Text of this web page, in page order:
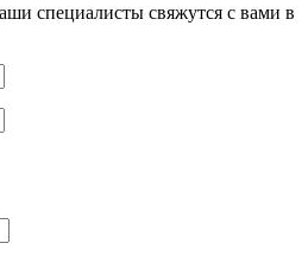
специалисты свяжутся с вами в